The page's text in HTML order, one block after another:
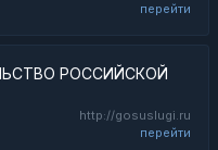
перейти
РОССИЙСКОЙ
http://gosuslugi.ru
перейти